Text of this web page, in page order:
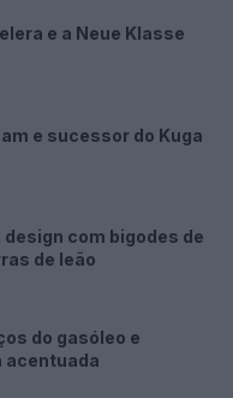
e a Neue Klasse
e sucessor do Kuga
com bigodes de
de leão
do gasóleo e
acentuada